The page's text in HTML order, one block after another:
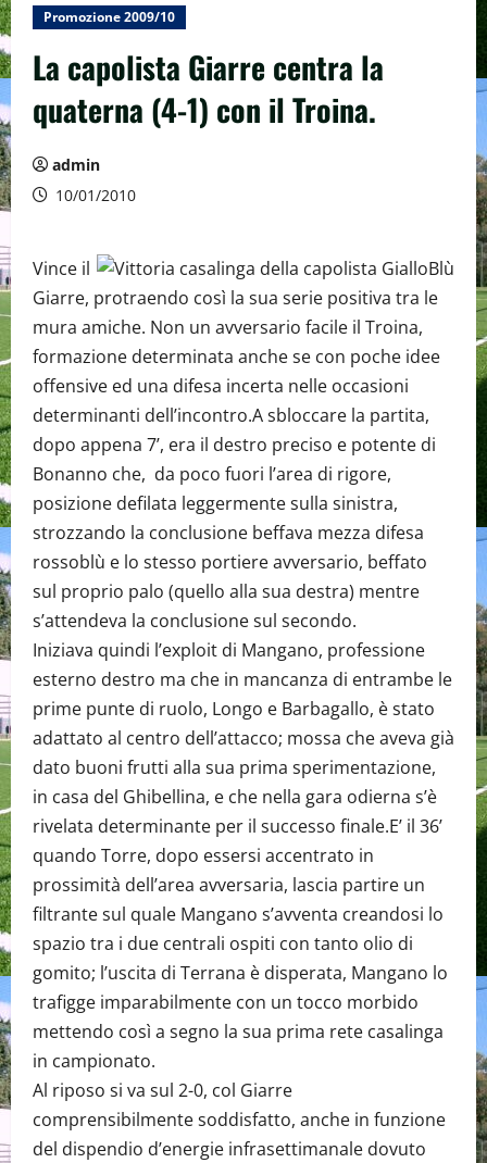
Promozione 2009/10
La capolista Giarre centra la
quaterna (4-1) con il Troina.
admin
10/01/2010
Vince il
Giarre, protraendo così la sua serie positiva tra le
mura amiche. Non un avversario facile il Troina,
formazione determinata anche se con poche idee
offensive ed una difesa incerta nelle occasioni
determinanti dell’incontro.A sbloccare la partita,
dopo appena 7’, era il destro preciso e potente di
Bonanno che, da poco fuori l’area di rigore,
posizione defilata leggermente sulla sinistra,
strozzando la conclusione beffava mezza difesa
rossoblù e lo stesso portiere avversario, beffato
sul proprio palo (quello alla sua destra) mentre
s’attendeva la conclusione sul secondo.
Iniziava quindi l’exploit di Mangano, professione
esterno destro ma che in mancanza di entrambe le
prime punte di ruolo, Longo e Barbagallo, è stato
adattato al centro dell’attacco; mossa che aveva già
dato buoni frutti alla sua prima sperimentazione,
in casa del Ghibellina, e che nella gara odierna s’è
rivelata determinante per il successo finale.E’ il 36’
quando Torre, dopo essersi accentrato in
prossimità dell’area avversaria, lascia partire un
filtrante sul quale Mangano s’avventa creandosi lo
spazio tra i due centrali ospiti con tanto olio di
gomito; l’uscita di Terrana è disperata, Mangano lo
trafigge imparabilmente con un tocco morbido
mettendo così a segno la sua prima rete casalinga
in campionato.
Al riposo si va sul 2-0, col Giarre
comprensibilmente soddisfatto, anche in funzione
del dispendio d’energie infrasettimanale dovuto